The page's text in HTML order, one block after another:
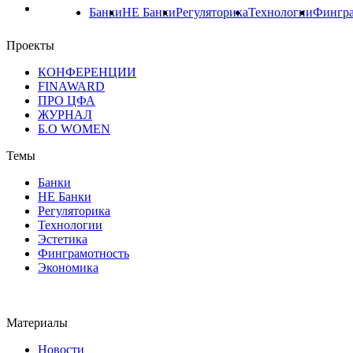
БанкиНЕ БанкиРегуляторикаТехнологии
Проекты
КОНФЕРЕНЦИИ
FINAWARD
ПРО ЦФА
ЖУРНАЛ
Б.О WOMEN
Темы
Банки
НЕ Банки
Регуляторика
Технологии
Эстетика
Финграмотность
Экономика
Материалы
Новости